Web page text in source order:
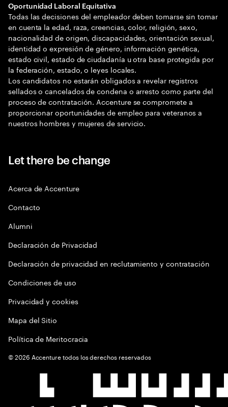
Oportunidad Laboral Equitativa
Todas las decisiones del empleador deben tomarse sin tomar
en cuenta la edad, raza, creencias, color, religión, sexo,
nacionalidad de origen, discapacidades, orientación sexual,
identidad o expresión de género, información genética,
estado civil, estado de ciudadanía u otra base protegida por
la federación, estado, o leyes locales.
Los candidatos no estarán obligados a revelar registros
sellados o cancelados de condena o arresto como parte del
proceso de contratación. Accenture se compromete a
proporcionar oportunidades de empleo para veteranos a
nuestros hombres y mujeres de servicio.
Let there be change
Acerca de Accenture
Contacto
Alumni
Declaración de Privacidad
Declaración de privacidad en reclutamiento y contratación
Condiciones de uso
Privacidad y cookies
Mapa del Sitio
Política de Meritocracia
©2026 Accenture todos los derechos reservados